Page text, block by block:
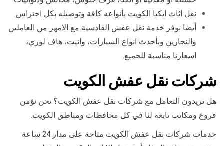
نقل اثاث ايكيا الكويت بأنواعه كافة وتوصيله بكل احتراس.
أيضا نوفر خدمة نقل عفش القادسية مع الامهر من العاملين
والنجارين وبأحدث انواع السيارات، وانيت، هاف لوري،
اسعارنا مناسبة للجميع.
شركات نقل عفش الكويت
هل تريدون التعامل مع شركات نقل عفش الكويت؟ نحن نؤمن
فروع ومكاتب تابعة لنا في كل محافظات ومناطق الكويت.
خدمات شركات نقل عفش الكويت متاحة على مدار 24 ساعة